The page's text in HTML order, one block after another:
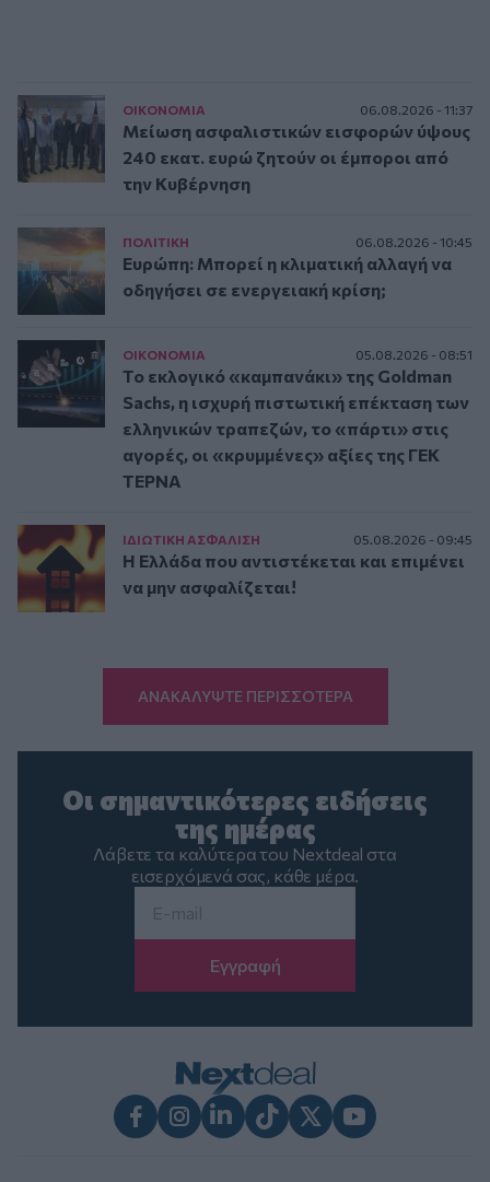
ΟΙΚΟΝΟΜΙΑ 06.08.2026 - 11:37
Μείωση ασφαλιστικών εισφορών ύψους
240 εκατ. ευρώ ζητούν οι έμποροι από
την Κυβέρνηση
ΠΟΛΙΤΙΚΗ 06.08.2026 - 10:45
Ευρώπη: Μπορεί η κλιματική αλλαγή να
οδηγήσει σε ενεργειακή κρίση;
ΟΙΚΟΝΟΜΙΑ 05.08.2026 - 08:51
Το εκλογικό «καμπανάκι» της Goldman
Sachs, η ισχυρή πιστωτική επέκταση των
ελληνικών τραπεζών, το «πάρτι» στις
αγορές, οι «κρυμμένες» αξίες της ΓΕΚ
ΤΕΡΝΑ
ΙΔΙΩΤΙΚΗ ΑΣΦAΛΙΣΗ 05.08.2026 - 09:45
Η Ελλάδα που αντιστέκεται και επιμένει
να μην ασφαλίζεται!
ΑΝΑΚΑΛΥΨΤΕ ΠΕΡΙΣΣΟΤΕΡΑ
Οι σημαντικότερες ειδήσεις
της ημέρας
Λάβετε τα καλύτερα του Nextdeal στα
εισερχόμενά σας, κάθε μέρα.